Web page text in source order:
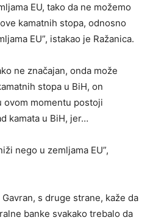
EU, tako da ne možemo
kamatnih stopa, odnosno
EU”, istakao je Ražanica.
ne značajan, onda može
stopa u BiH, on
ovom momentu postoji
kamata u BiH, jer…
nego u zemljama EU”,
s druge strane, kaže da
banke svakako trebalo da